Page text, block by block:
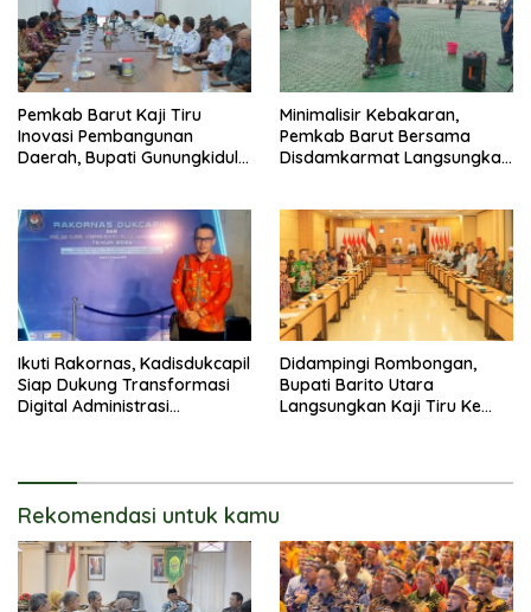
Pemkab Barut Kaji Tiru
Inovasi Pembangunan
Daerah, Bupati Gunungkidul
Lokal dan Pelestarian
Lingkungan
Minimalisir Kebakaran,
Pemkab Barut Bersama
Disdamkarmat Langsungkan
Ikuti Rakornas, Kadisdukcapil
Siap Dukung Transformasi
Digital Administrasi
Didampingi Rombongan,
Bupati Barito Utara
Langsungkan Kaji Tiru Ke
Rekomendasi untuk kamu